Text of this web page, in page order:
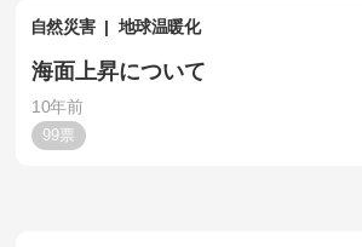
自然災害 地球温暖化
海面上昇について
10年前
99